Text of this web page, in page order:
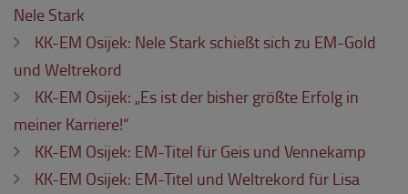
Nele Stark
KK-EM Osijek: Nele Stark schießt sich zu EM-Gold
und Weltrekord
KK-EM Osijek: „Es ist der bisher größte Erfolg in
meiner Karriere!“
KK-EM Osijek: EM-Titel für Geis und Vennekamp
KK-EM Osijek: EM-Titel und Weltrekord für Lisa